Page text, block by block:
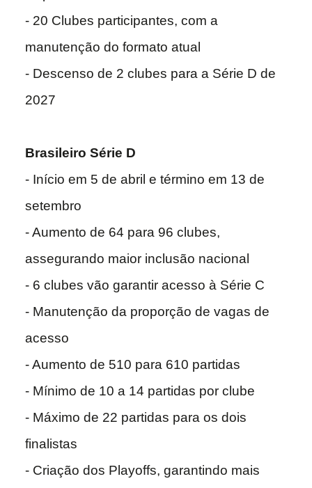
- 20 Clubes participantes, com a
manutenção do formato atual
- Descenso de 2 clubes para a Série D de
2027
Brasileiro Série D
- Início em 5 de abril e término em 13 de
setembro
- Aumento de 64 para 96 clubes,
assegurando maior inclusão nacional
- 6 clubes vão garantir acesso à Série C
- Manutenção da proporção de vagas de
acesso
- Aumento de 510 para 610 partidas
- Mínimo de 10 a 14 partidas por clube
- Máximo de 22 partidas para os dois
finalistas
- Criação dos Playoffs, garantindo mais